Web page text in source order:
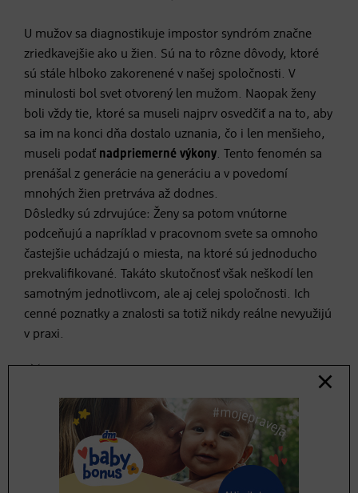
U mužov sa diagnostikuje impostor syndróm značne
zriedkavejšie ako u žien. Sú na to rôzne dôvody, ktoré
sú stále hlboko zakorenené v našej spoločnosti. V
minulosti bol svet otvorený len mužom. Naopak ženy
boli vždy tie, ktoré sa museli najprv osvedčiť a na to, aby
sa im na konci dňa dostalo uznania, čo i len menšieho,
museli podať nadpriemerné výkony. Tento fenomén sa
prenášal z generácie na generáciu a v povedomí
mnohých žien pretrváva až dodnes.
Dôsledky sú zdrvujúce: Ženy sa potom vnútorne
podceňujú a napríklad v pracovnom svete sa omnoho
častejšie uchádzajú o miesta, na ktoré sú jednoducho
prekvalifikované. Takáto skutočnosť však neškodí len
samotným jednotlivcom, ale aj celej spoločnosti. Ich
cenné poznatky a znalosti sa totiž nikdy reálne nevyužijú
v praxi.
postihne impostor
syndróm?